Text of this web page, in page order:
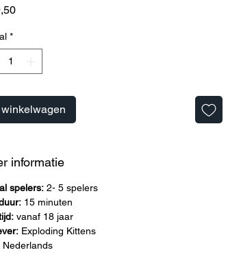
Prijs
*
winkelwagen
informatie
spelers: 2- 5 spelers
15 minuten
vanaf 18 jaar
Exploding Kittens
Nederlands